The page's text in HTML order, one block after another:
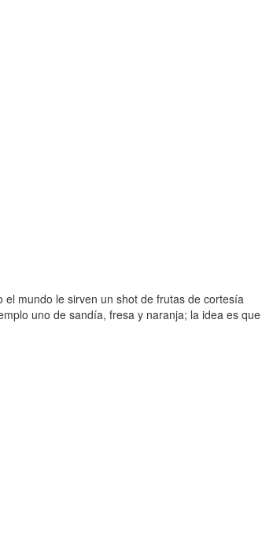
el mundo le sirven un shot de frutas de cortesía
uno de sandía, fresa y naranja; la idea es que